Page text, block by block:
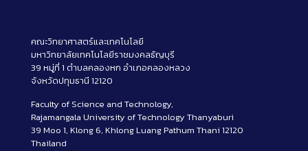
คณะวิทยาศาสตร์และเทคโนโลยี
มหาวิทยาลัยเทคโนโลยีราชมงคลธัญบุรี
39 หมู่ที่ 1 ตำบลคลองหก อำเภอคลองหลวง
จังหวัดปทุมธานี 12120
Faculty of Science and Technology,
Rajamangala University of Technology Thanyaburi
39 Moo 1, Klong 6, Khlong Luang Pathum Thani 12120
Thailand